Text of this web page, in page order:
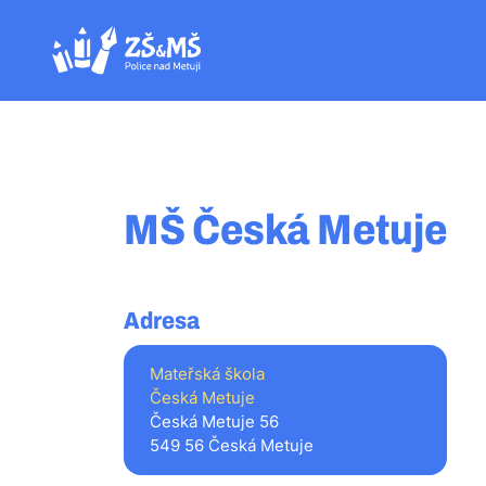
MŠ Česká Metuje
Adresa
Mateřská škola
Česká Metuje
Česká Metuje 56
549 56 Česká Metuje